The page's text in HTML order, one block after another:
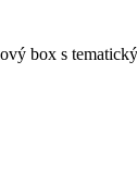
box s